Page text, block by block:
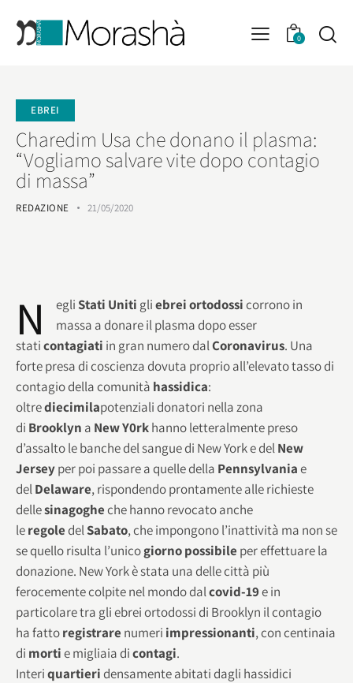
0
EBREI
Charedim Usa che donano il plasma:
“Vogliamo salvare vite dopo contagio
di massa”
REDAZIONE 21/05/2020
N egliStati Uniti gliebrei ortodossicorrono in
massa a donare il plasma dopo esser
staticontagiati in gran numero dalCoronavirus. Una
forte presa di coscienza dovuta proprio all’elevato tasso di
contagio della comunità hassidica:
oltrediecimilapotenziali donatori nella zona
di Brooklyn a New Y0rkhanno letteralmente preso
d’assalto le banche del sangue di New York e delNew
Jerseyper poi passare a quelle della Pennsylvaniae
delDelaware, rispondendo prontamente alle richieste
dellesinagogheche hanno revocato anche
leregole delSabato, che impongono l’inattività ma non se
se quello risulta l’unicogiornopossibile per effettuare la
donazione. New York è stata una delle città più
ferocemente colpite nel mondo dalcovid-19e in
particolare tra gli ebrei ortodossi di Brooklyn il contagio
ha fattoregistrare numeri impressionanti, con centinaia
di mortie migliaia dicontagi.
Interiquartieri densamente abitati dagli hassidici